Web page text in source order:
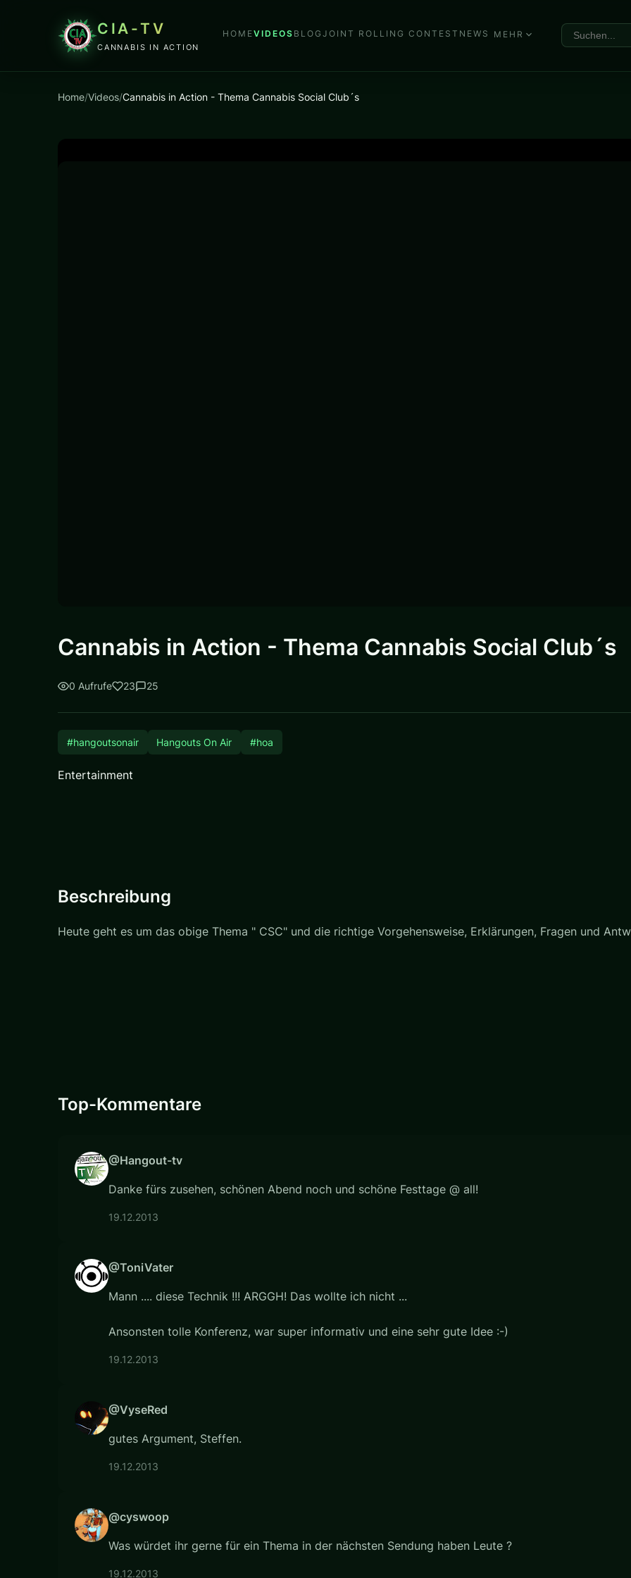
CIA-TV
CANNABIS IN ACTION
HOMEVIDEOS BLOGJOINT ROLLING CONTEST NEWS MEHR
Home/Videos/Cannabis in Action - Thema Cannabis Social Club´s
Cannabis in Action - Thema Cannabis Social Club´s
0 Aufrufe 23 25
#hangoutsonair Hangouts On Air #hoa
Entertainment
Beschreibung
Heute geht es um das obige Thema " CSC" und die richtige Vorgehensweise, Erklärungen, Fragen und
Top-Kommentare
@Hangout-tv
Danke fürs zusehen, schönen Abend noch und schöne Festtage @ all!
19.12.2013
@ToniVater
Mann .... diese Technik !!! ARGGH! Das wollte ich nicht ...
Ansonsten tolle Konferenz, war super informativ und eine sehr gute Idee :-)
19.12.2013
@VyseRed
gutes Argument, Steffen.
19.12.2013
@cyswoop
Was würdet ihr gerne für ein Thema in der nächsten Sendung haben Leute ?
19.12.2013